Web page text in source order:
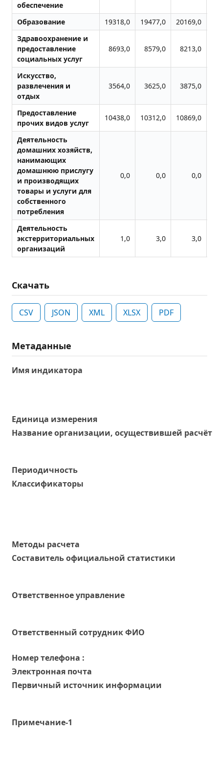
обеспечение
Образование 19318,0 19477,0 20169,0
Здравоохранение и
предоставление
социальных услуг
8693,0 8579,0 8213,0
Искусство,
развлечения и
отдых
3564,0 3625,0 3875,0
Предоставление
прочих видов услуг
10438,0 10312,0 10869,0
Деятельность
домашних хозяйств,
нанимающих
домашнюю прислугу
и производящих
товары и услуги для
собственного
потребления
0,0 0,0 0,0
Деятельность
экстерриториальных
организаций
1,0 3,0 3,0
Скачать
CSV JSON XML XLSX PDF
Метаданные
Имя индикатора
Единица измерения
Название организации, осуществившей расчёт
Периодичность
Классификаторы
Методы расчета
Составитель официальной статистики
Ответственное управление
Oтветственный сотрудник ФИО
Номер телефона :
Электронная почта
Первичный источник информации
Примечание-1